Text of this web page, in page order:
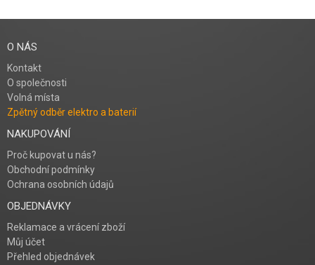
O NÁS
Kontakt
O společnosti
Volná místa
Zpětný odběr elektro a baterií
NAKUPOVÁNÍ
Proč kupovat u nás?
Obchodní podmínky
Ochrana osobních údajů
OBJEDNÁVKY
Reklamace a vrácení zboží
Můj účet
Přehled objednávek